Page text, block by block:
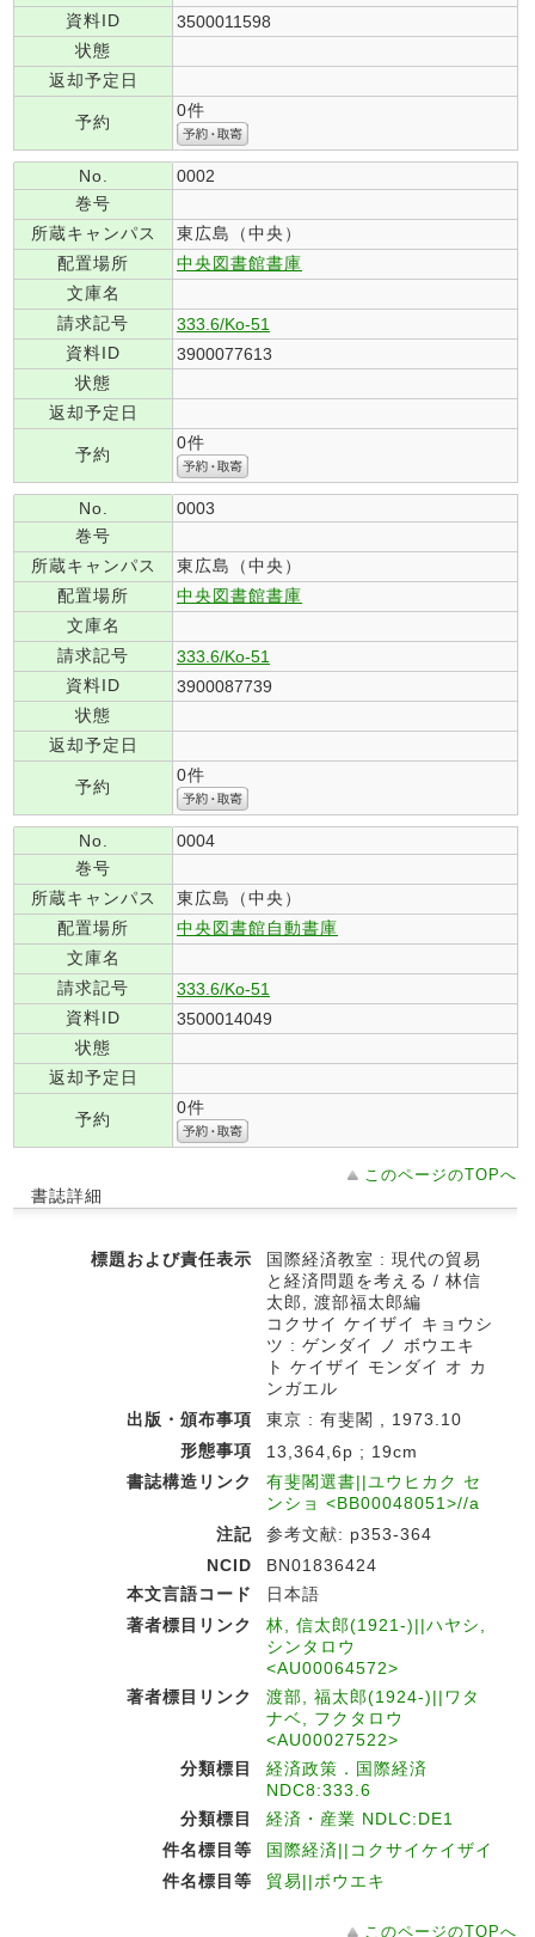
資料ID
3500011598
状態
返却予定日
予約
0件
No.
0002
巻号
所蔵キャンパス
東広島（中央）
配置場所
中央図書館書庫
文庫名
請求記号
333.6/Ko-51
資料ID
3900077613
状態
返却予定日
予約
0件
No.
0003
巻号
所蔵キャンパス
東広島（中央）
配置場所
中央図書館書庫
文庫名
請求記号
333.6/Ko-51
資料ID
3900087739
状態
返却予定日
予約
0件
No.
0004
巻号
所蔵キャンパス
東広島（中央）
配置場所
中央図書館自動書庫
文庫名
請求記号
333.6/Ko-51
資料ID
3500014049
状態
返却予定日
予約
0件
このページのTOPへ
書誌詳細
標題および責任表示
国際経済教室 : 現代の貿易
と経済問題を考える / 林信
太郎, 渡部福太郎編
コクサイ ケイザイ キョウシ
ツ : ゲンダイ ノ ボウエキ
ト ケイザイ モンダイ オ カ
ンガエル
出版・頒布事項
東京 : 有斐閣 , 1973.10
形態事項
13,364,6p ; 19cm
書誌構造リンク
有斐閣選書||ユウヒカク セ
ンショ <BB00048051>//a
注記
参考文献: p353-364
NCID
BN01836424
本文言語コード
日本語
著者標目リンク
林, 信太郎(1921-)||ハヤシ,
シンタロウ
<AU00064572>
著者標目リンク
渡部, 福太郎(1924-)||ワタ
ナベ, フクタロウ
<AU00027522>
分類標目
経済政策．国際経済
NDC8:333.6
分類標目
経済・産業 NDLC:DE1
件名標目等
国際経済||コクサイケイザイ
件名標目等
貿易||ボウエキ
このページのTOPへ